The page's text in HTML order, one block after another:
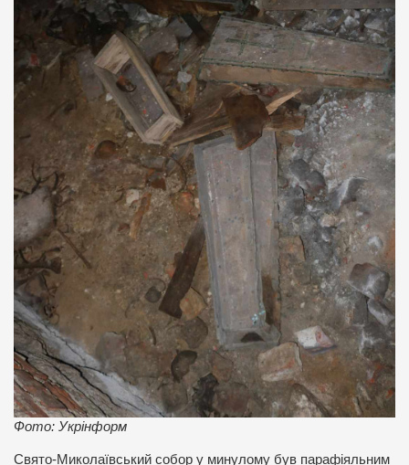
Фото: Укрінформ
Свято-Миколаївський собор у минулому був парафіяльним